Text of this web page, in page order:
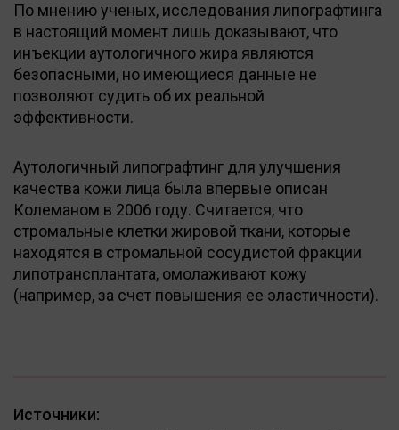
По мнению ученых, исследования липографтинга
в настоящий момент лишь доказывают, что
инъекции аутологичного жира являются
безопасными, но имеющиеся данные не
позволяют судить об их реальной
эффективности.
Аутологичный липографтинг для улучшения
качества кожи лица была впервые описан
Колеманом в 2006 году. Считается, что
стромальные клетки жировой ткани, которые
находятся в стромальной сосудистой фракции
липотрансплантата, омолаживают кожу
(например, за счет повышения ее эластичности).
Источники: